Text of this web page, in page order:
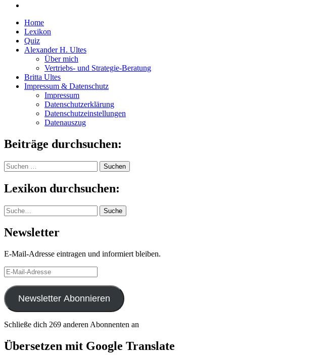
Home
Lexikon
Quiz
Alexander H. Ultes
Über mich
Vertriebs- und Strategie-Beratung
Britta Ultes
Impressum & Datenschutz
Impressum
Datenschutzerklärung
Datenschutzeinstellungen
Datenauszug
Beiträge durchsuchen:
Suchen
nach:
Lexikon durchsuchen:
Suche Suche
Newsletter
E-Mail-Adresse eintragen und informiert bleiben.
E-
Mail-
Adresse
Newsletter Abonnieren
Schließe dich 269 anderen Abonnenten an
Übersetzen mit Google Translate